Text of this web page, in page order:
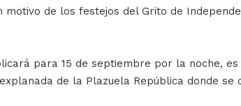
motivo de los festejos del Grito de
para 15 de septiembre por la noche,
de la Plazuela República donde